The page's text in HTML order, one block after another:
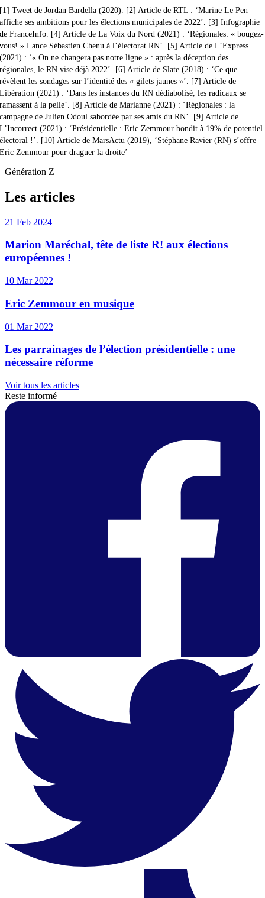
[1] Tweet de Jordan Bardella (2020). [2] Article de RTL : ‘Marine Le Pen
affiche ses ambitions pour les élections municipales de 2022’. [3] Infographie
de FranceInfo. [4] Article de La Voix du Nord (2021) : ‘Régionales: « bougez-
vous! » Lance Sébastien Chenu à l’électorat RN’. [5] Article de L’Express
(2021) : ‘« On ne changera pas notre ligne » : après la déception des
régionales, le RN vise déjà 2022’. [6] Article de Slate (2018) : ‘Ce que
révèlent les sondages sur l’identité des « gilets jaunes »’. [7] Article de
Libération (2021) : ‘Dans les instances du RN dédiabolisé, les radicaux se
ramassent à la pelle’. [8] Article de Marianne (2021) : ‘Régionales : la
campagne de Julien Odoul sabordée par ses amis du RN’. [9] Article de
L’Incorrect (2021) : ‘Présidentielle : Eric Zemmour bondit à 19% de potentiel
électoral !’. [10] Article de MarsActu (2019), ‘Stéphane Ravier (RN) s’offre
Eric Zemmour pour draguer la droite’
Génération Z
Les articles
21 Feb 2024
Marion Maréchal, tête de liste R! aux élections
européennes !
10 Mar 2022
Eric Zemmour en musique
01 Mar 2022
Les parrainages de l’élection présidentielle : une
nécessaire réforme
Voir tous les articles
Reste informé